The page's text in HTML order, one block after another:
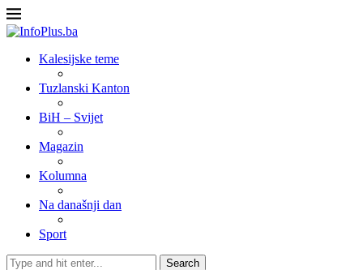
Kalesijske teme
Tuzlanski Kanton
BiH – Svijet
Magazin
Kolumna
Na današnji dan
Sport
Search